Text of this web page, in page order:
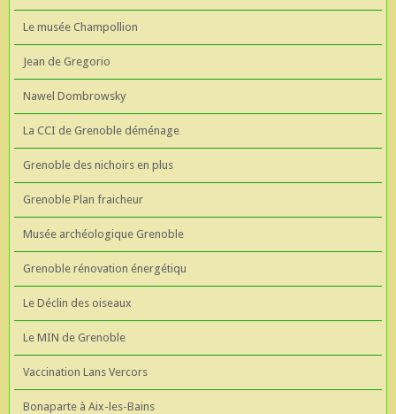
Le musée Champollion
Jean de Gregorio
Nawel Dombrowsky
La CCI de Grenoble déménage
Grenoble des nichoirs en plus
Grenoble Plan fraicheur
Musée archéologique Grenoble
Grenoble rénovation énergétiqu
Le Déclin des oiseaux
Le MIN de Grenoble
Vaccination Lans Vercors
Bonaparte à Aix-les-Bains